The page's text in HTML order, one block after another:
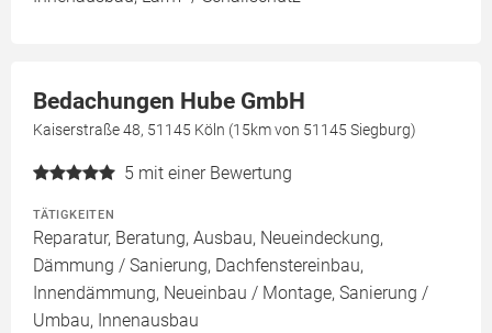
Bedachungen Hube GmbH
Kaiserstraße 48, 51145 Köln (15km von 51145 Siegburg)
5 mit einer Bewertung
TÄTIGKEITEN
Reparatur, Beratung, Ausbau, Neueindeckung,
Dämmung / Sanierung, Dachfenstereinbau,
Innendämmung, Neueinbau / Montage, Sanierung /
Umbau, Innenausbau